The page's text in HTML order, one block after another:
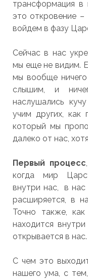
трансформация
это откровение
войдем в фазу
Сейчас в нас
мы еще не видим.
мы вообще
слышим, и
наслушались
учим других,
который мы
далеко от нас,
Первый процесс
когда мир
внутри нас, в
расширяется, в
Точно также,
находится
открывается в нас.
С чем это
нашего ума, с